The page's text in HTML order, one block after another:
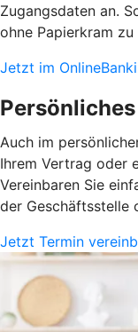
Zugangsdaten an.
ohne Papierkram zu
Jetzt im
Auch im
Ihrem Vertrag oder
Vereinbaren Sie
der Geschäftsstelle
Jetzt Termin